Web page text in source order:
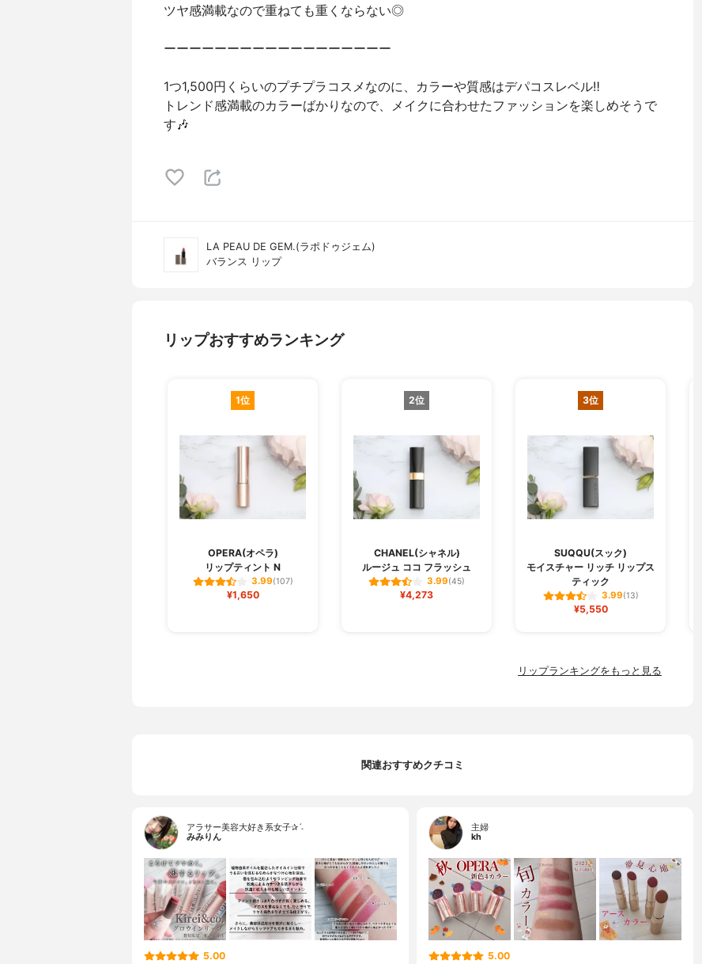
ツヤ感満載なので重ねても重くならない◎
ーーーーーーーーーーーーーーーーーー
1つ1,500円くらいのプチプラコスメなのに、カラーや質感はデパコスレベル‼︎
トレンド感満載のカラーばかりなので、メイクに合わせたファッションを楽しめそうで
す🎶
LA PEAU DE GEM.(ラポドゥジェム)
バランス リップ
リップおすすめランキング
1位
OPERA(オペラ)
リップティント N
3.99(107)
¥1,650
2位
CHANEL(シャネル)
ルージュ ココ フラッシュ
3.99(45)
¥4,273
3位
SUQQU(スック)
モイスチャー リッチ リップス
ティック
3.99(13)
¥5,550
リップランキングをもっと見る
関連おすすめクチコミ
アラサー美容大好き系女子✰ˊ˗
みみりん
5.00
主婦
kh
5.00